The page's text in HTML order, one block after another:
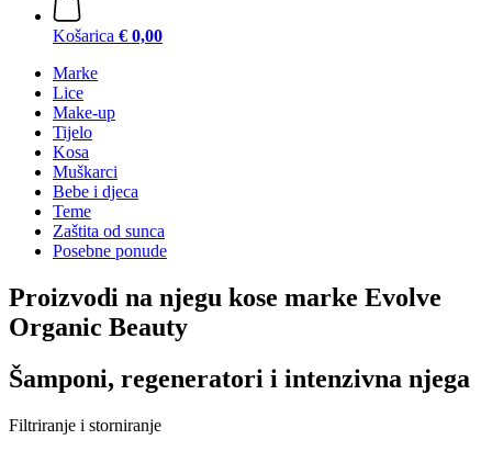
Košarica € 0,00
Marke
Lice
Make-up
Tijelo
Kosa
Muškarci
Bebe i djeca
Teme
Zaštita od sunca
Posebne ponude
Proizvodi na njegu kose marke Evolve
Organic Beauty
Šamponi, regeneratori i intenzivna njega
Filtriranje i storniranje